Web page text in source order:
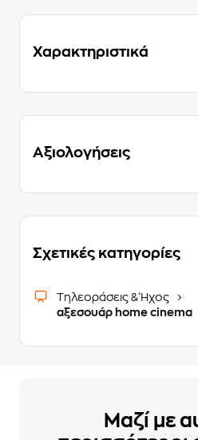
Χαρακτηριστικά
Αξιολογήσεις
Σχετικές κατηγορίες
Τηλεοράσεις & Ήχος
αξεσουάρ home cinema
Μαζί με